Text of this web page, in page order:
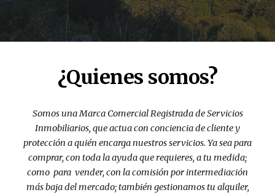
¿Quienes somos?
Somos una Marca Comercial Registrada de Servicios
Inmobiliarios, que actua con conciencia de cliente y
protección a quién encarga nuestros servicios. Ya sea para
comprar, con toda la ayuda que requieres, a tu medida;
como para vender, con la comisión por intermediación
más baja del mercado; también gestionamos tu alquiler,